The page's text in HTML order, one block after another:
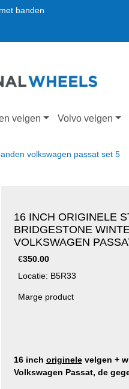
banden
velgen Volvo velgen
volkswagen passat set 5
16 INCH ORIGINELE
BRIDGESTONE
VOLKSWAGEN
€350.00
Locatie: B5R33
Marge product
16 inch originelevelgen +
Volkswagen Passat, de